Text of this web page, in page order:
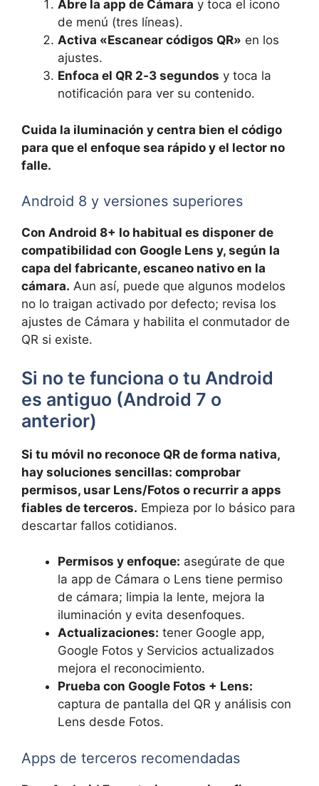
Abre la app de Cámara y toca el icono
de menú (tres líneas).
Activa «Escanear códigos QR» en los
ajustes.
Enfoca el QR 2‑3 segundos y toca la
notificación para ver su contenido.
Cuida la iluminación y centra bien el código
para que el enfoque sea rápido y el lector no
falle.
Android 8 y versiones superiores
Con Android 8+ lo habitual es disponer de
compatibilidad con Google Lens y, según la
capa del fabricante, escaneo nativo en la
cámara. Aun así, puede que algunos modelos
no lo traigan activado por defecto; revisa los
ajustes de Cámara y habilita el conmutador de
QR si existe.
Si no te funciona o tu Android
es antiguo (Android 7 o
anterior)
Si tu móvil no reconoce QR de forma nativa,
hay soluciones sencillas: comprobar
permisos, usar Lens/Fotos o recurrir a apps
fiables de terceros. Empieza por lo básico para
descartar fallos cotidianos.
Permisos y enfoque: asegúrate de que
la app de Cámara o Lens tiene permiso
de cámara; limpia la lente, mejora la
iluminación y evita desenfoques.
Actualizaciones: tener Google app,
Google Fotos y Servicios actualizados
mejora el reconocimiento.
Prueba con Google Fotos + Lens:
captura de pantalla del QR y análisis con
Lens desde Fotos.
Apps de terceros recomendadas